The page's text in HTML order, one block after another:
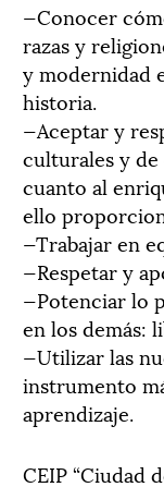
—Conocer
razas y
y modernidad
historia.
—Aceptar y
culturales y
cuanto al
ello
—Trabajar en
—Respetar y
—Potenciar lo
en los demás:
—Utilizar las
instrumento
aprendizaje.
CEIP “Ciudad